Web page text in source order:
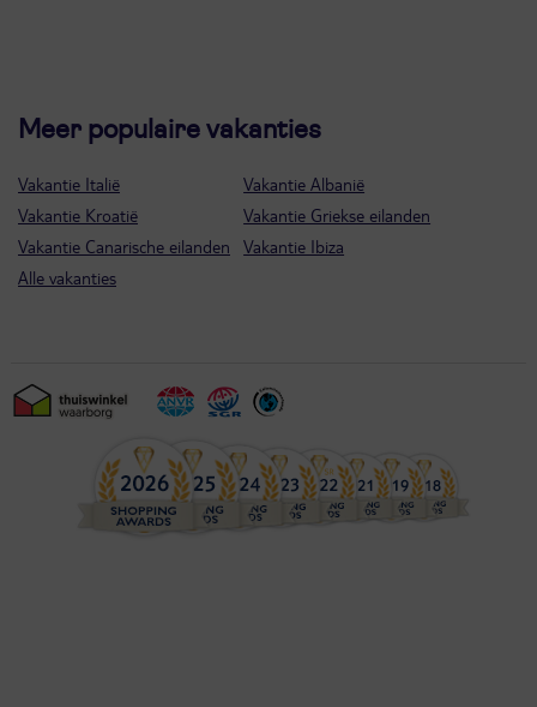
Meer populaire vakanties
Vakantie Italië
Vakantie Albanië
Vakantie Kroatië
Vakantie Griekse eilanden
Vakantie Canarische eilanden
Vakantie Ibiza
Alle vakanties